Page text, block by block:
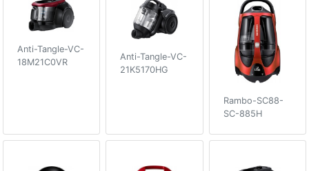
Anti-Tangle-VC-
18M21C0VR
Anti-Tangle-VC-
21K5170HG
Rambo-SC88-
SC-885H